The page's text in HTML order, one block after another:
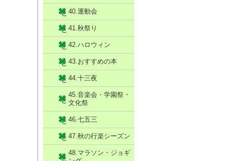
40.運動会
41.秋祭り
42.ハロウィン
43.おすすめの本
44.十三夜
45.音楽会・学園祭・
文化祭
46.七五三
47.秋の行楽シーズン
48.マラソン・ジョギ